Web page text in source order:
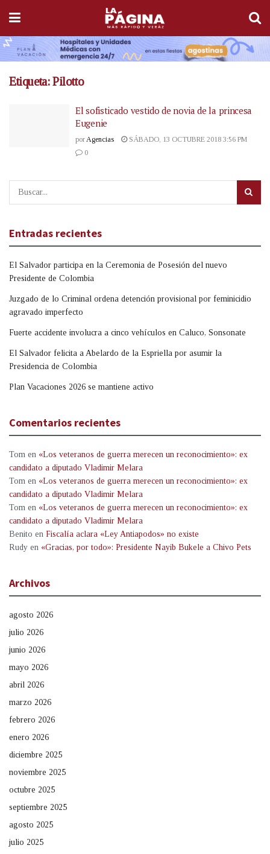
Etiqueta:Pilotto
El sofisticado vestido de novia de la princesa
Eugenie
por Agencias
SÁBADO, 13 OCTUBRE 2018 3:56 PM
0
Entradas recientes
El Salvador participa en la Ceremonia de Posesión del nuevo
Presidente de Colombia
Juzgado de lo Criminal ordena detención provisional por feminicidio
agravado imperfecto
Fuerte accidente involucra a cinco vehículos en Caluco, Sonsonate
El Salvador felicita a Abelardo de la Espriella por asumir la
Presidencia de Colombia
Plan Vacaciones 2026 se mantiene activo
Comentarios recientes
Tom en «Los veteranos de guerra merecen un reconocimiento»: ex
candidato a diputado Vladimir Melara
Tom en «Los veteranos de guerra merecen un reconocimiento»: ex
candidato a diputado Vladimir Melara
Tom en «Los veteranos de guerra merecen un reconocimiento»: ex
candidato a diputado Vladimir Melara
Benito en Fiscalía aclara «Ley Antiapodos» no existe
Rudy en «Gracias, por todo»: Presidente Nayib Bukele a Chivo Pets
Archivos
agosto 2026
julio 2026
junio 2026
mayo 2026
abril 2026
marzo 2026
febrero 2026
enero 2026
diciembre 2025
noviembre 2025
octubre 2025
septiembre 2025
agosto 2025
julio 2025